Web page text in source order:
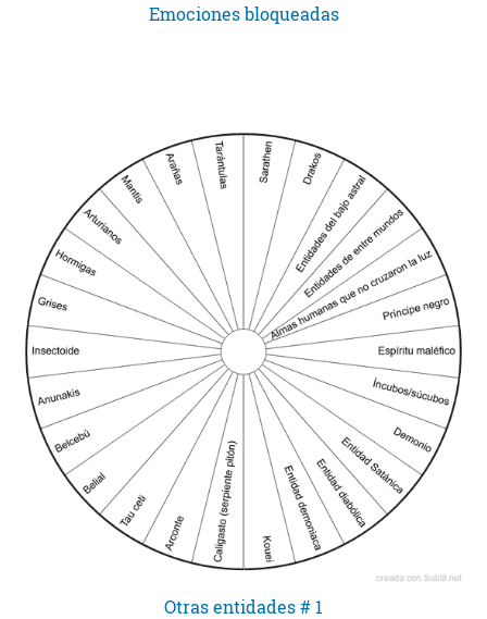
Emociones bloqueadas
Otras entidades # 1